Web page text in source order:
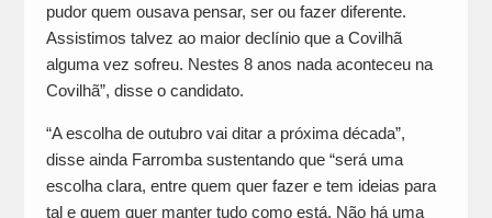
pudor quem ousava pensar, ser ou fazer diferente.
Assistimos talvez ao maior declínio que a Covilhã
alguma vez sofreu. Nestes 8 anos nada aconteceu na
Covilhã”, disse o candidato.
“A escolha de outubro vai ditar a próxima década”,
disse ainda Farromba sustentando que “será uma
escolha clara, entre quem quer fazer e tem ideias para
tal e quem quer manter tudo como está. Não há uma